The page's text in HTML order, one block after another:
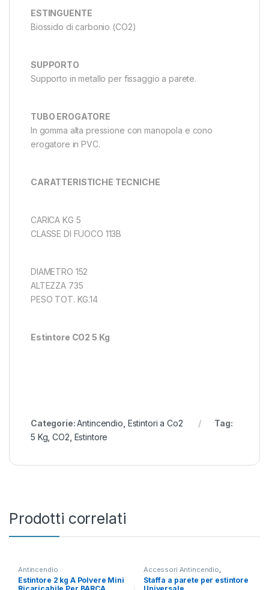
ESTINGUENTE
Biossido di carbonio (CO2)
SUPPORTO
Supporto in metallo per fissaggio a parete.
TUBO EROGATORE
In gomma alta pressione con manopola e cono
erogatore in PVC.
CARATTERISTICHE TECNICHE
CARICA KG 5
CLASSE DI FUOCO 113B
DIAMETRO 152
ALTEZZA 735
PESO TOT. KG.14
Estintore CO2 5 Kg
Categorie:Antincendio Estintori a Co2
Tag:
5 Kg ,CO2 Estintore
Prodotti correlati
Antincendio
Estintore 2 kg A Polvere Mini
Accessori Antincendio
Antincendio
Staffa a parete per estintore